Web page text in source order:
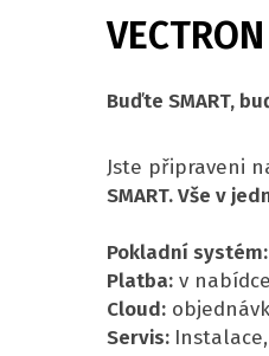
Buďte SMART,
Jste připraveni
SMART. Vše v
Pokladní systém:
Platba: v
Cloud:
Servis: